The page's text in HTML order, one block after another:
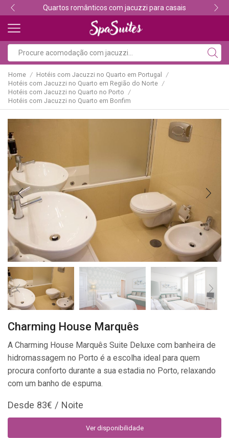
Descubra os melhores alojamentos com jacuzzi
Home / Hotéis com Jacuzzi no Quarto em Portugal /
Hotéis com Jacuzzi no Quarto em Região do Norte /
Hotéis com Jacuzzi no Quarto no Porto /
Hotéis com Jacuzzi no Quarto em Bonfim
Charming House Marquês
A Charming House Marquês Suite Deluxe com banheira de
hidromassagem no Porto é a escolha ideal para quem
procura conforto durante a sua estadia no Porto, relaxando
com um banho de espuma.
83€
Ver disponibilidade